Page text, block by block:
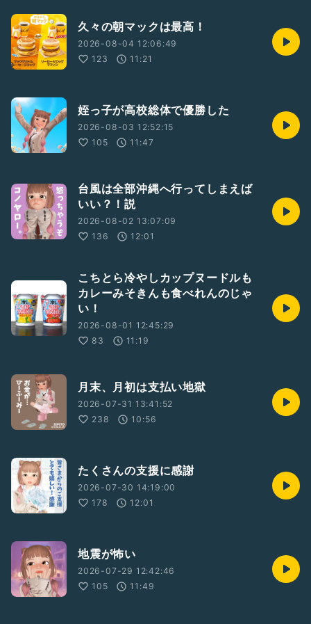
久々の朝マックは最高！
2026-08-04 12:06:49
123
11:21
姪っ子が高校総体で優勝した
2026-08-03 12:52:15
105
11:47
台風は全部沖縄へ行ってしまえば
いい？！説
2026-08-02 13:07:09
136
12:01
こちとら冷やしカップヌードルも
カレーみそきんも食べれんのじゃ
い！
2026-08-01 12:45:29
83
11:19
月末、月初は支払い地獄
2026-07-31 13:41:52
238
10:56
たくさんの支援に感謝
2026-07-30 14:19:00
178
12:01
地震が怖い
2026-07-29 12:42:46
105
11:49